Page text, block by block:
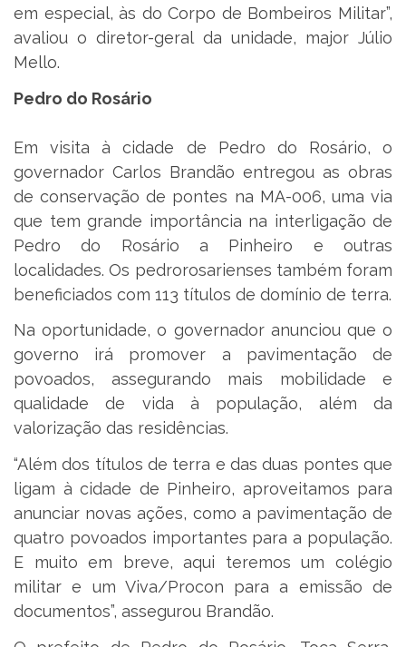
em especial, às do Corpo de Bombeiros Militar”,
avaliou o diretor-geral da unidade, major Júlio
Mello.
Pedro do Rosário
Em visita à cidade de Pedro do Rosário, o
governador Carlos Brandão entregou as obras
de conservação de pontes na MA-006, uma via
que tem grande importância na interligação de
Pedro do Rosário a Pinheiro e outras
localidades. Os pedrorosarienses também foram
beneficiados com 113 títulos de domínio de terra.
Na oportunidade, o governador anunciou que o
governo irá promover a pavimentação de
povoados, assegurando mais mobilidade e
qualidade de vida à população, além da
valorização das residências.
“Além dos títulos de terra e das duas pontes que
ligam à cidade de Pinheiro, aproveitamos para
anunciar novas ações, como a pavimentação de
quatro povoados importantes para a população.
E muito em breve, aqui teremos um colégio
militar e um Viva/Procon para a emissão de
documentos”, assegurou Brandão.